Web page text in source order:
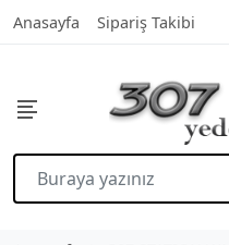
Anasayfa Sipariş Takibi